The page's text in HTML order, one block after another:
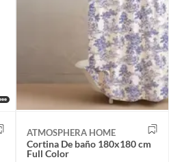
ATMOSPHERA HOME
Cortina De baño 180x180 cm
Full Color